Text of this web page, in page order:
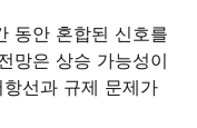
동안 혼합된 신호를
망은 상승 가능성이
선과 규제 문제가